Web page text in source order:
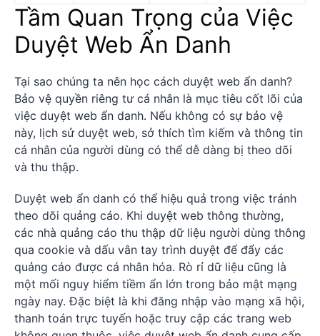
Tầm Quan Trọng của Việc
Duyệt Web Ẩn Danh
Tại sao chúng ta nên học cách duyệt web ẩn danh?
Bảo vệ quyền riêng tư cá nhân là mục tiêu cốt lõi của
việc duyệt web ẩn danh. Nếu không có sự bảo vệ
này, lịch sử duyệt web, sở thích tìm kiếm và thông tin
cá nhân của người dùng có thể dễ dàng bị theo dõi
và thu thập.
Duyệt web ẩn danh có thể hiệu quả trong việc tránh
theo dõi quảng cáo. Khi duyệt web thông thường,
các nhà quảng cáo thu thập dữ liệu người dùng thông
qua cookie và dấu vân tay trình duyệt để đẩy các
quảng cáo được cá nhân hóa. Rò rỉ dữ liệu cũng là
một mối nguy hiểm tiềm ẩn lớn trong bảo mật mạng
ngày nay. Đặc biệt là khi đăng nhập vào mạng xã hội,
thanh toán trực tuyến hoặc truy cập các trang web